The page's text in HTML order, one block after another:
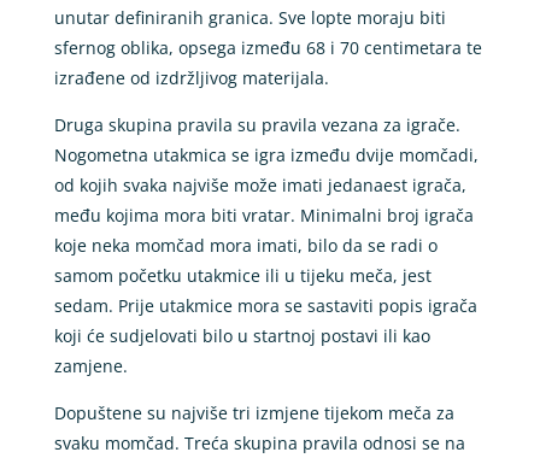
unutar definiranih granica. Sve lopte moraju biti
sfernog oblika, opsega između 68 i 70 centimetara te
izrađene od izdržljivog materijala.
Druga skupina pravila su pravila vezana za igrače.
Nogometna utakmica se igra između dvije momčadi,
od kojih svaka najviše može imati jedanaest igrača,
među kojima mora biti vratar. Minimalni broj igrača
koje neka momčad mora imati, bilo da se radi o
samom početku utakmice ili u tijeku meča, jest
sedam. Prije utakmice mora se sastaviti popis igrača
koji će sudjelovati bilo u startnoj postavi ili kao
zamjene.
Dopuštene su najviše tri izmjene tijekom meča za
svaku momčad. Treća skupina pravila odnosi se na